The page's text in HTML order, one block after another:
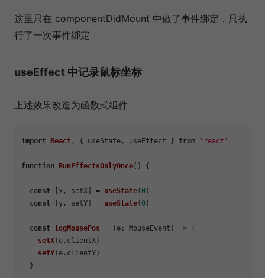
这里只在 componentDidMount 中做了事件绑定，只执
行了一次事件绑定
useEffect 中记录鼠标坐标
上述效果改造为函数式组件
import React , { useState, useEffect } from 'react'
function RunEffectsOnlyOnce( ) {
const [x, setX] = useState( 0)
const [y, setY] = useState( 0)
const logMousePos = ( e: MouseEvent ) => {
setX(e. clientX)
setY(e. clientY)
  }